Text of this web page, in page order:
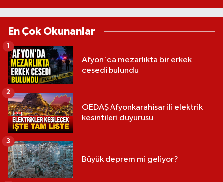
En Çok Okunanlar
Afyon'da mezarlıkta bir erkek
cesedi bulundu
1
OEDAŞ Afyonkarahisar ili elektrik
kesintileri duyurusu
2
Büyük deprem mi geliyor?
3